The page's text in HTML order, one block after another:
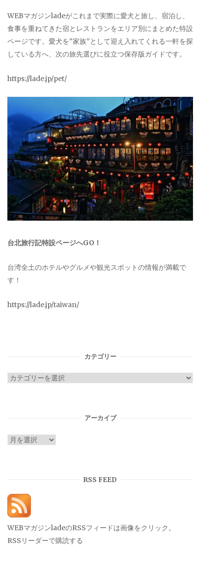
WEBマガジンladeがこれまで実際に愛犬と旅し、宿泊し、
食事を重ねてきた宿とレストランをエリア別にまとめた特設
ページです。愛犬を“家族”として迎え入れてくれる一軒を探
している方へ、次の旅先選びに役立つ保存版ガイドです。
https://lade.jp/pet/
台北旅行記特設ページへGO！
台湾全土のホテルやグルメや観光スポットの情報が満載で
す！
https://lade.jp/taiwan/
カテゴリー
カ
アーカイブ
ア
RSS FEED
WEBマガジンladeのRSSフィードは画像をクリック。
RSSリーダーで購読する